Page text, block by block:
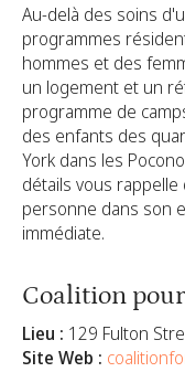
Au-delà des soins
programmes
hommes et des
un logement et un
programme de
des enfants des
York dans les
détails vous
personne dans son
immédiate.
Coalition
Lieu : 129 Fulton
Site Web :